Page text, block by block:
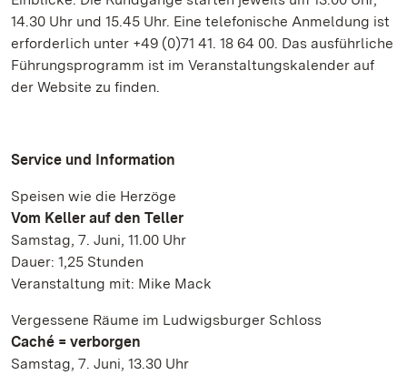
14.30 Uhr und 15.45 Uhr. Eine telefonische Anmeldung ist
erforderlich unter +49 (0)71 41. 18 64 00. Das ausführliche
Führungsprogramm ist im Veranstaltungskalender auf
der Website zu finden.
Service und Information
Speisen wie die Herzöge
Vom Keller auf den Teller
Samstag, 7. Juni, 11.00 Uhr
Dauer: 1,25 Stunden
Veranstaltung mit: Mike Mack
Vergessene Räume im Ludwigsburger Schloss
Caché = verborgen
Samstag, 7. Juni, 13.30 Uhr